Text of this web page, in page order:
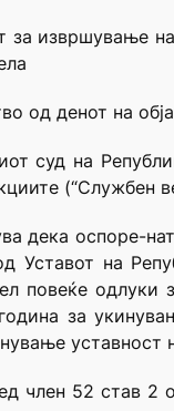
извршување
од денот на
суд на
(“Службен
дека оспоре-
Уставот на
повеќе
за
уставност
член 52 став